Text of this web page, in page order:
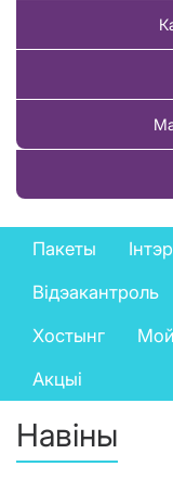
Private
services
menu
Пакеты
Відэакантроль
Хостынг
Акцыі
Навіны